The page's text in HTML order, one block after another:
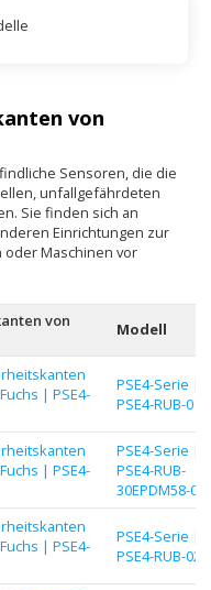
von
Sensoren, die die
unfallgefährdeten
Sie finden sich an
Einrichtungen zur
oder Maschinen vor
von
Modell
| PSE4-
PSE4-Serie |
PSE4-RUB-01
| PSE4-
PSE4-Serie |
PSE4-RUB-
30EPDM58-05
| PSE4-
PSE4-Serie |
PSE4-RUB-02